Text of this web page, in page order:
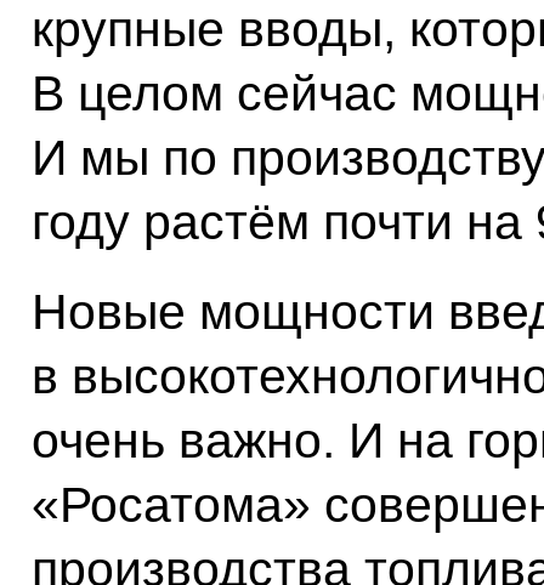
крупные вводы,
В целом сейчас
И мы по
году растём почти
Новые мощности
в
очень важно. И на
«Росатома»
производства